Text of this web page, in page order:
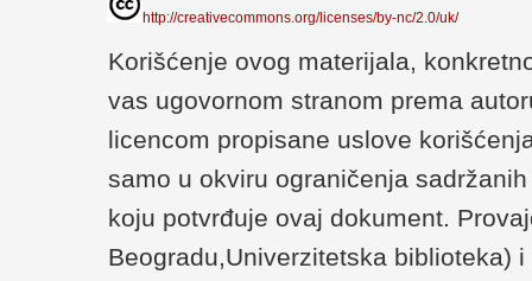
http://creativecommons.org/licenses/by-nc/2.0/uk/
Korišćenje ovog materijala,
vas ugovornom stranom prema
licencom propisane uslove
samo u okviru ograničenja
koju potvrđuje ovaj dokument.
Beogradu,Univerzitetska biblioteka)